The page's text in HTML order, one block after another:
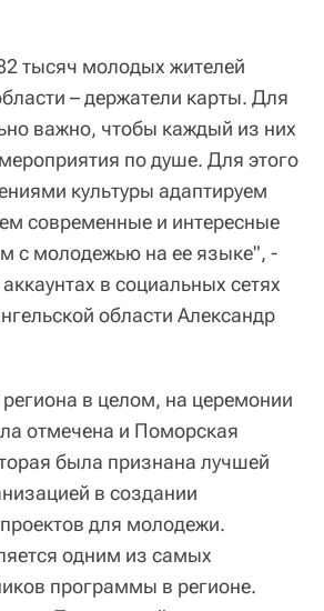
тысяч молодых жителей
– держатели карты. Для
важно, чтобы каждый из них
по душе. Для этого
культуры адаптируем
современные и интересные
с молодежью на ее языке", -
в социальных сетях
области Александр
в целом, на церемонии
отмечена и Поморская
была признана лучшей
в создании
для молодежи.
одним из самых
программы в регионе.